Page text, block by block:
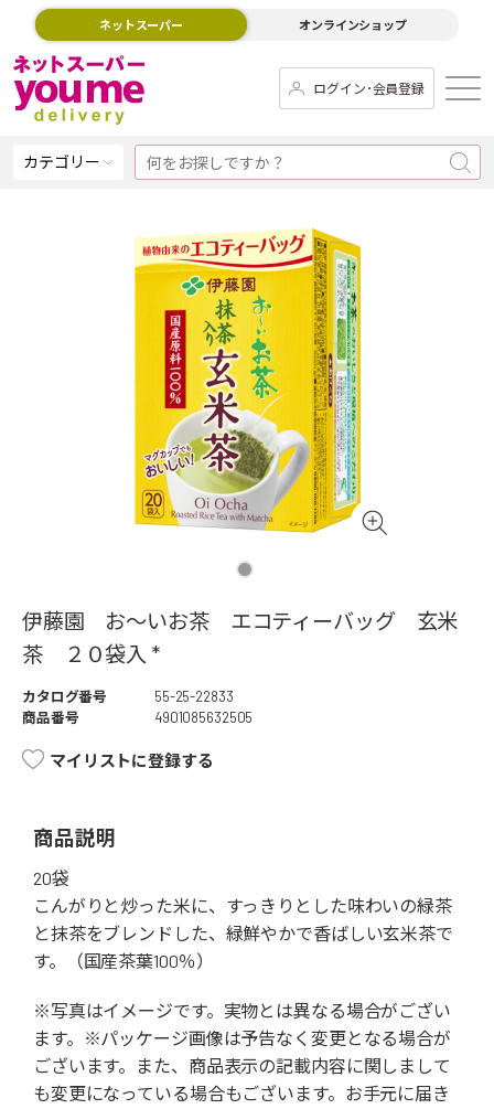
ネットスーパー オンラインショップ
ログイン･会員登録
カテゴリー
伊藤園 お～いお茶 エコティーバッグ 玄米
茶 ２０袋入 *
カタログ番号
55-25-22833
商品番号
4901085632505
マイリストに登録する
商品説明
20袋
こんがりと炒った米に、すっきりとした味わいの緑茶
と抹茶をブレンドした、緑鮮やかで香ばしい玄米茶で
す。（国産茶葉100％）
※写真はイメージです。実物とは異なる場合がござい
ます。※パッケージ画像は予告なく変更となる場合が
ございます。また、商品表示の記載内容に関しまして
も変更になっている場合もございます。お手元に届き